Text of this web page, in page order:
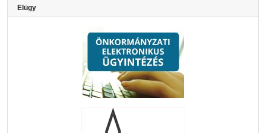
Elügy